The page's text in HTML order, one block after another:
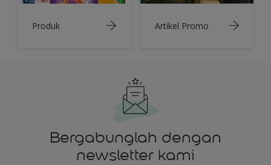
Produk Artikel Promo
Bergabunglah dengan
newsletter kami